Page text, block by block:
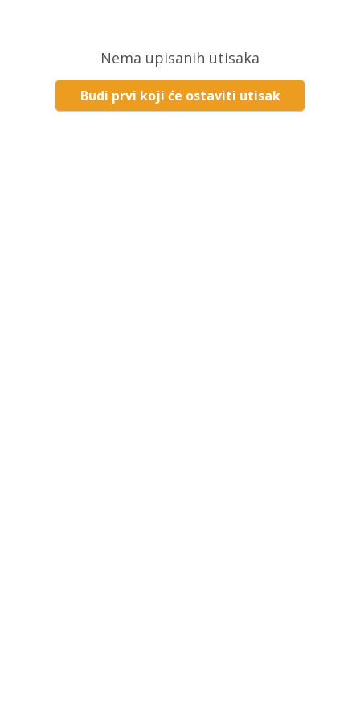
Nema upisanih utisaka
Budi prvi koji će ostaviti utisak